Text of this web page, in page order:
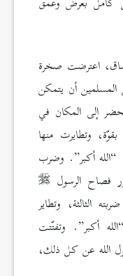
اعترضت صخرة
أن يتمكن
إلى المكان في
وتطايرت منها
“الله أكبر”. وضرب
فصاح الرسول
الثالثة، وتطاير
أكبر”. وتفتّتت
الله عن كل ذلك،